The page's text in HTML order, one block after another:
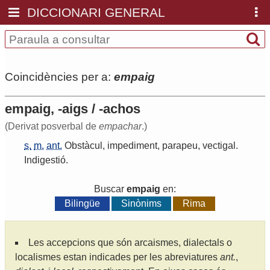
DICCIONARI GENERAL
Coincidències per a: empaig
empaig, -aigs / -achos
(Derivat posverbal de empachar.)
s. m. ant. Obstàcul , impediment, parapeu, vectigal .
Indigestió.
Buscar empaig en:
Bilingüe
Sinònims Rima
Les accepcions que són arcaismes, dialectals o
localismes estan indicades per les abreviatures ant.,